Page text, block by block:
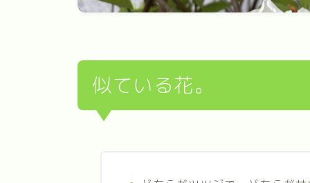
似ている花。